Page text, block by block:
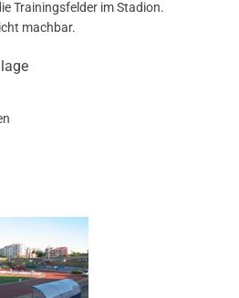
Trainingsfelder im Stadion.
machbar.